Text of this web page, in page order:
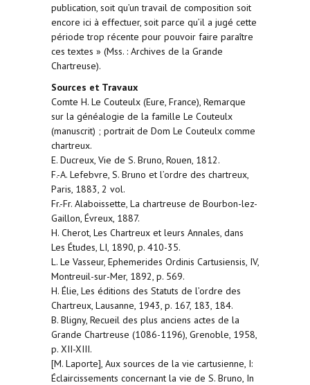
publication, soit qu’un travail de composition soit
encore ici à effectuer, soit parce qu’il a jugé cette
période trop récente pour pouvoir faire paraître
ces textes » (Mss. : Archives de la Grande
Chartreuse).
Sources et Travaux
Comte H. Le Couteulx (Eure, France), Remarque
sur la généalogie de la famille Le Couteulx
(manuscrit) ; portrait de Dom Le Couteulx comme
chartreux.
E. Ducreux, Vie de S. Bruno, Rouen, 1812.
F.-A. Lefebvre, S. Bruno et l’ordre des chartreux,
Paris, 1883, 2 vol.
Fr.-Fr. Alaboissette, La chartreuse de Bourbon-lez-
Gaillon, Évreux, 1887.
H. Cherot, Les Chartreux et leurs Annales, dans
Les Études, LI, 1890, p. 410-35.
L. Le Vasseur, Ephemerides Ordinis Cartusiensis, IV,
Montreuil-sur-Mer, 1892, p. 569.
H. Élie, Les éditions des Statuts de l’ordre des
Chartreux, Lausanne, 1943, p. 167, 183, 184.
B. Bligny, Recueil des plus anciens actes de la
Grande Chartreuse (1086-1196), Grenoble, 1958,
p. XII-XIII.
[M. Laporte], Aux sources de la vie cartusienne, I:
Éclaircissements concernant la vie de S. Bruno, In